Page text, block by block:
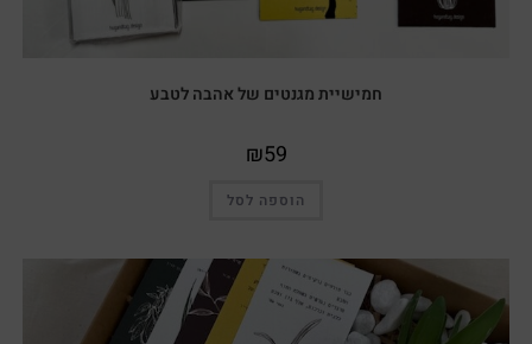
חמישיית מגנטים של אהבה לטבע
₪59
הוספה לסל